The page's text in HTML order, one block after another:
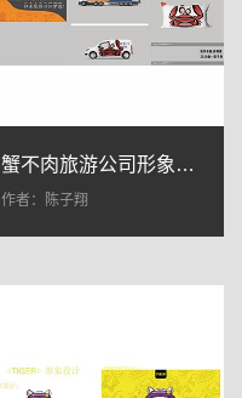
蟹不肉旅游公司形象设计
作者：陈子翔